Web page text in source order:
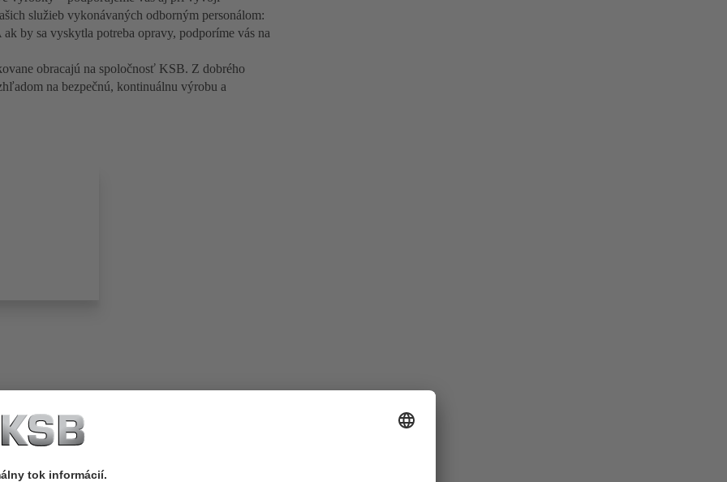
služieb vykonávaných odborným personálom:
by sa vyskytla potreba opravy, podporíme vás na
obracajú na spoločnosť KSB. Z dobrého
na bezpečnú, kontinuálnu výrobu a
(13.1 MB)
I Automation